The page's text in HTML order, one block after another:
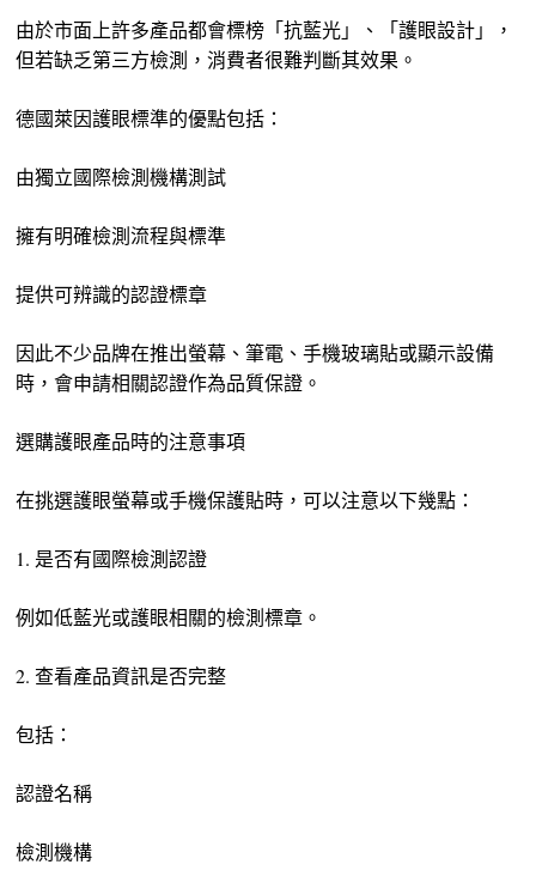
由於市面上許多產品都會標榜「抗藍光」、「護眼設計」，
但若缺乏第三方檢測，消費者很難判斷其效果。
德國萊因護眼標準的優點包括：
由獨立國際檢測機構測試
擁有明確檢測流程與標準
提供可辨識的認證標章
因此不少品牌在推出螢幕、筆電、手機玻璃貼或顯示設備
時，會申請相關認證作為品質保證。
選購護眼產品時的注意事項
在挑選護眼螢幕或手機保護貼時，可以注意以下幾點：
1. 是否有國際檢測認證
例如低藍光或護眼相關的檢測標章。
2. 查看產品資訊是否完整
包括：
認證名稱
檢測機構